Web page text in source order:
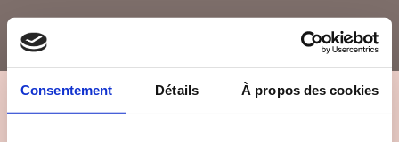
Consentement Détails À propos des cookies